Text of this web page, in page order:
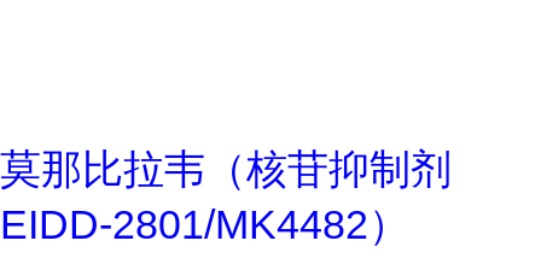
莫那比拉韦（核苷抑制剂
EIDD-2801/MK4482）